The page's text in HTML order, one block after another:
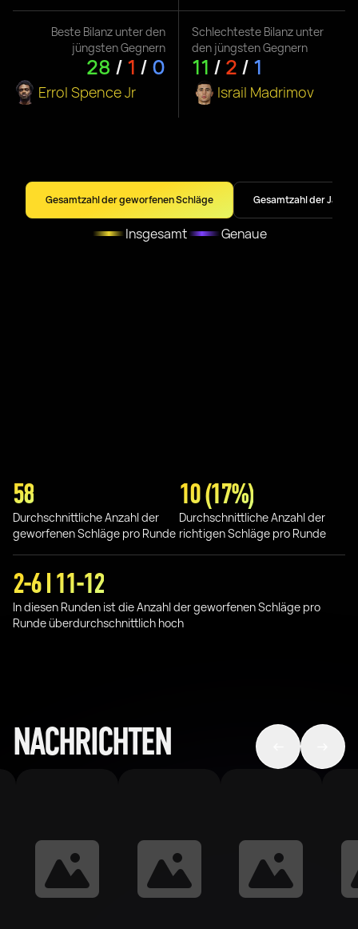
Beste Bilanz unter den
jüngsten Gegnern
28 / 1 / 0
Errol Spence Jr
Schlechteste Bilanz unter
den jüngsten Gegnern
11 / 2 / 1
Israil Madrimov
Gesamtzahl der geworfenen Schläge Gesamtzahl der Jabs
Insgesamt Genaue
58
Durchschnittliche Anzahl der
geworfenen Schläge pro Runde
10 (17%)
Durchschnittliche Anzahl der
richtigen Schläge pro Runde
2-6 I 11-12
In diesen Runden ist die Anzahl der geworfenen Schläge pro
Runde überdurchschnittlich hoch
NACHRICHTEN